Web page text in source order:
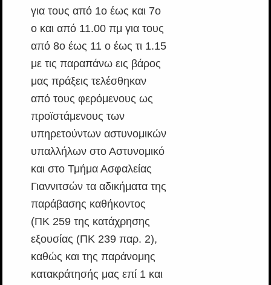
για τους από 1ο έως και 7ο
ο και από 11.00 πμ για τους
από 8ο έως 11 ο έως τι 1.15
με τις παραπάνω εις βάρος
μας πράξεις τελέσθηκαν
από τους φερόμενους ως
προϊστάμενους των
υπηρετούντων αστυνομικών
υπαλλήλων στο Αστυνομικό
και στο Τμήμα Ασφαλείας
Γιαννιτσών τα αδικήματα της
παράβασης καθήκοντος
(ΠΚ 259 της κατάχρησης
εξουσίας (ΠΚ 239 παρ. 2),
καθώς και της παράνομης
κατακράτησής μας επί 1 και